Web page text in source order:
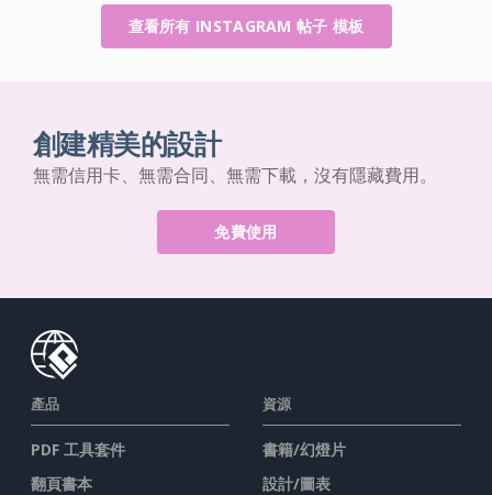
查看所有 INSTAGRAM 帖子 模板
創建精美的設計
無需信用卡、無需合同、無需下載，沒有隱藏費用。
免費使用
產品
PDF 工具套件
翻頁書本
資源
書籍/幻燈片
設計/圖表